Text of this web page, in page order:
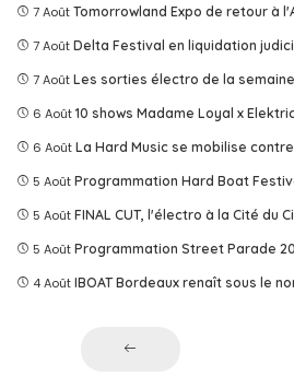
7 Août Tomorrowland Expo de retour à
7 Août Delta Festival en liquidation
7 Août Les sorties électro de la
6 Août 10 shows Madame Loyal x
6 Août La Hard Music se mobilise
5 Août Programmation Hard Boat
5 Août FINAL CUT, l'électro à la Cité du
5 Août Programmation Street Parade
4 Août IBOAT Bordeaux renaît sous le